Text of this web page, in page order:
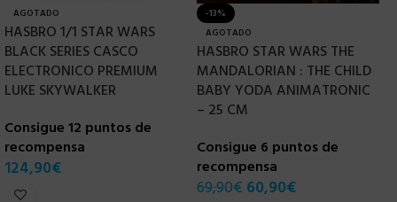
AGOTADO
HASBRO 1/1 STAR WARS
BLACK SERIES CASCO
ELECTRONICO PREMIUM
LUKE SKYWALKER
Consigue 12 puntos de
recompensa
124,90€
-13%
AGOTADO
HASBRO STAR WARS THE
MANDALORIAN : THE CHILD
BABY YODA ANIMATRONIC
– 25 CM
Consigue 6 puntos de
recompensa
69,90€ 60,90€